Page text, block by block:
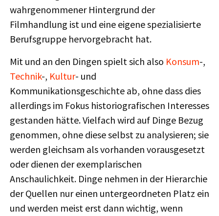
wahrgenommener Hintergrund der
Filmhandlung ist und eine eigene spezialisierte
Berufsgruppe hervorgebracht hat.
Mit und an den Dingen spielt sich also Konsum-,
Technik-, Kultur- und
Kommunikationsgeschichte ab, ohne dass dies
allerdings im Fokus historiografischen Interesses
gestanden hätte. Vielfach wird auf Dinge Bezug
genommen, ohne diese selbst zu analysieren; sie
werden gleichsam als vorhanden vorausgesetzt
oder dienen der exemplarischen
Anschaulichkeit. Dinge nehmen in der Hierarchie
der Quellen nur einen untergeordneten Platz ein
und werden meist erst dann wichtig, wenn